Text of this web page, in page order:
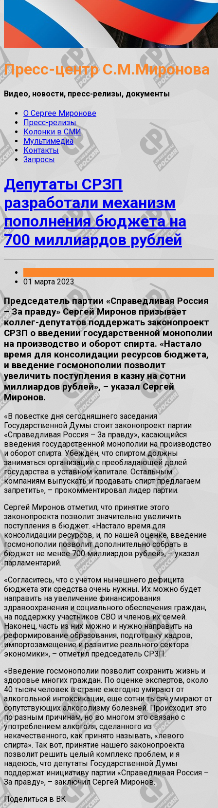
Пресс-центр С.М.Миронова
Видео, новости, пресс-релизы, документы
О Сергее Миронове
Пресс-релизы
Колонки в СМИ
Мультимедиа
Контакты
Запросы
Депутаты СРЗП
разработали механизм
пополнения бюджета на
700 миллиардов рублей
01 марта 2023
Председатель партии «Справедливая Россия
– За правду» Сергей Миронов призывает
коллег-депутатов поддержать законопроект
СРЗП о введении государственной монополии
на производство и оборот спирта. «Настало
время для консолидации ресурсов бюджета,
и введение госмонополии позволит
увеличить поступления в казну на сотни
миллиардов рублей», – указал Сергей
Миронов.
«В повестке дня сегодняшнего заседания
Государственной Думы стоит законопроект партии
«Справедливая Россия – За правду», касающийся
введения государственной монополии на производство
и оборот спирта. Убеждён, что спиртом должны
заниматься организации с преобладающей долей
государства в уставном капитале. Остальным
компаниям выпускать и продавать спирт предлагаем
запретить», – прокомментировал лидер партии.
Сергей Миронов отметил, что принятие этого
законопроекта позволит значительно увеличить
поступления в бюджет. «Настало время для
консолидации ресурсов, и, по нашей оценке, введение
госмонополии позволит дополнительно собрать в
бюджет не менее 700 миллиардов рублей», – указал
парламентарий.
«Согласитесь, что с учётом нынешнего дефицита
бюджета эти средства очень нужны. Их можно будет
направить на увеличение финансирования
здравоохранения и социального обеспечения граждан,
на поддержку участников СВО и членов их семей.
Наконец, часть из них можно и нужно направить на
реформирование образования, подготовку кадров,
импортозамещение и развитие реального сектора
экономики», – отметил председатель СРЗП.
«Введение госмонополии позволит сохранить жизнь и
здоровье многих граждан. По оценке экспертов, около
40 тысяч человек в стране ежегодно умирают от
алкогольной интоксикации, еще сотни тысяч умирают от
сопутствующих алкоголизму болезней. Происходит это
по разным причинам, но во многом это связано с
употреблением алкоголя, сделанного из
некачественного, как принято называть, «левого
спирта». Так вот, принятие нашего законопроекта
позволит решить целый комплекс проблем, и я
надеюсь, что депутаты Государственной Думы
поддержат инициативу партии «Справедливая Россия –
За правду», – заключил Сергей Миронов.
Поделиться в ВК